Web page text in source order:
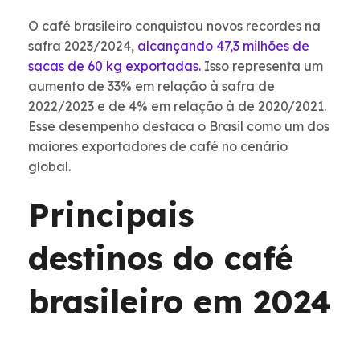
O café brasileiro conquistou novos recordes na
safra 2023/2024, alcançando 47,3 milhões de
sacas de 60 kg exportadas. Isso representa um
aumento de 33% em relação à safra de
2022/2023 e de 4% em relação à de 2020/2021.
Esse desempenho destaca o Brasil como um dos
maiores exportadores de café no cenário
global.
Principais
destinos do café
brasileiro em 2024